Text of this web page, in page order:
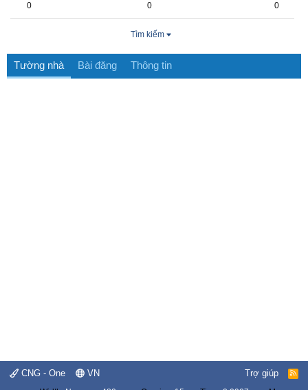
0 0 0
Tìm kiếm
Tường nhà Bài đăng Thông tin
CNG - One VN Trợ giúp
R